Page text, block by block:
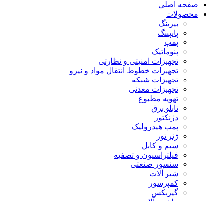
صفحه اصلی
محصولات
بیرینگ
پایپینگ
پمپ
پنوماتیک
تجهیزات امنیتی و نظارتی
تجهیزات خطوط انتقال مواد و نیرو
تجهیزات شبکه
تجهیزات معدنی
تهویه مطبوع
تابلو برق
دژنکتور
پمپ هیدرولیک
ژنراتور
سیم و کابل
فیلتراسیون و تصفیه
سنسور صنعتی
شیر آلات
کمپرسور
گیربکس